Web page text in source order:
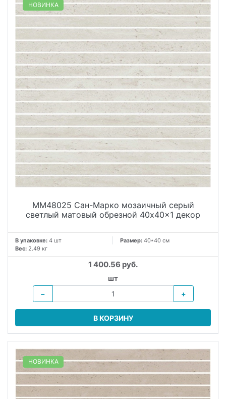
НОВИНКА
MM48025 Сан-Марко мозаичный серый
светлый матовый обрезной 40x40x1 декор
В упаковке: 4 шт Размер: 40*40 см
Вес: 2.49 кг
1 400.56 руб.
шт
−
+
В КОРЗИНУ
НОВИНКА